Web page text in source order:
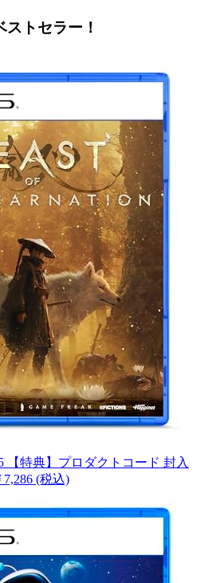
トセラー！
【特典】プロダクトコード 封入
7,286 (税込)